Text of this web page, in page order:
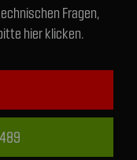
Fragen,
hier klicken.